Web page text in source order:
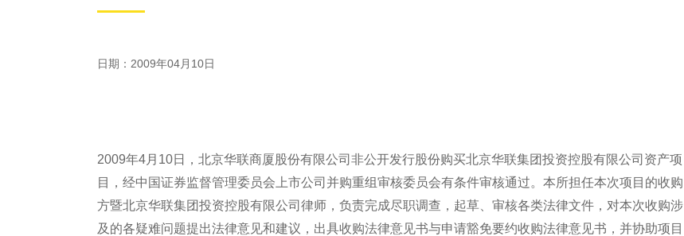
日期：2009年04月10日
2009年4月10日，北京华联商厦股份有限公司非公开发行股份购买北京华联集团投资控股有限公司资产项
目，经中国证券监督管理委员会上市公司并购重组审核委员会有条件审核通过。本所担任本次项目的收购
方暨北京华联集团投资控股有限公司律师，负责完成尽职调查，起草、审核各类法律文件，对本次收购涉
及的各疑难问题提出法律意见和建议，出具收购法律意见书与申请豁免要约收购法律意见书，并协助项目